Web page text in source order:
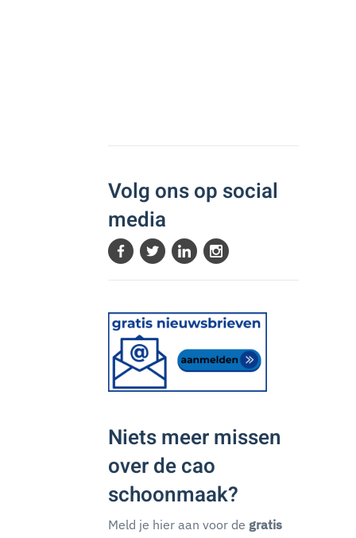
Volg ons op social
media
Niets meer missen
over de cao
schoonmaak?
Meld je hier aan voor de gratis